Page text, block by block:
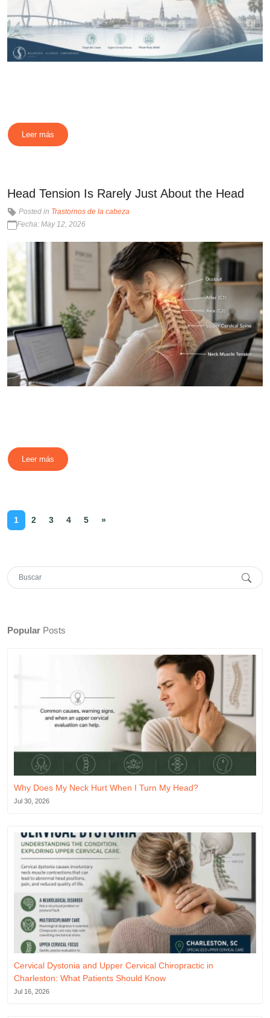
Leer más
Head Tension Is Rarely Just About the Head
Posted in Trastornos de la cabeza
Fecha: May 12, 2026
Leer más
1 2 3 4 5 »
Popular Posts
Why Does My Neck Hurt When I Turn My Head?
Jul 30, 2026
Cervical Dystonia and Upper Cervical Chiropractic in
Charleston: What Patients Should Know
Jul 16, 2026